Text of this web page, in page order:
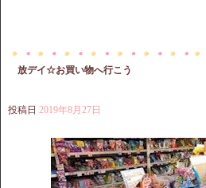
放デイ☆お買い物へ行こう
投稿日 2019年8月27日